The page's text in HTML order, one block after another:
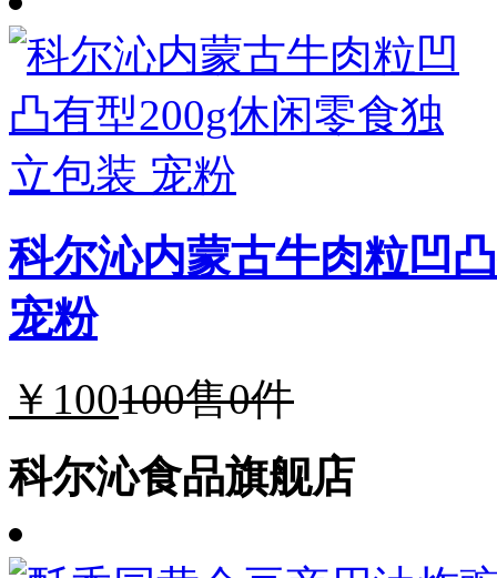
科尔沁内蒙古牛肉粒凹
宠粉
￥100100售0件
科尔沁食品旗舰店